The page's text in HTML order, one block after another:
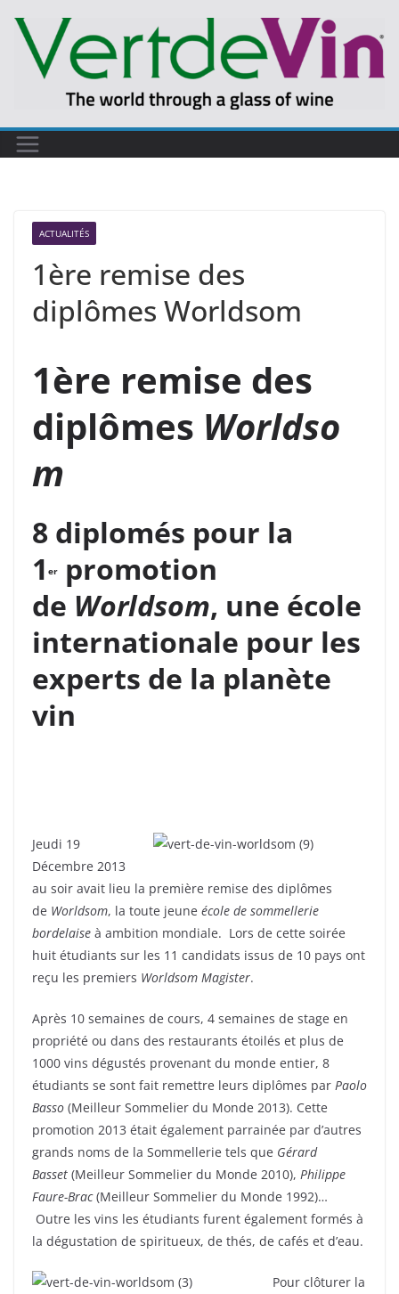
contenu
ACTUALITÉS
1ère remise des
diplômes Worldsom
1ère remise des
diplômes Worldso
m
8 diplomés pour la
1 er
promotion
de Worldsom, une école
internationale pour les
experts de la planète
vin
Jeudi 19
Décembre 2013
au soir avait lieu la première remise des diplômes
de Worldsom, la toute jeune école de sommellerie
bordelaise à ambition mondiale. Lors de cette soirée
huit étudiants sur les 11 candidats issus de 10 pays ont
reçu les premiers Worldsom Magister.
Après 10 semaines de cours, 4 semaines de stage en
propriété ou dans des restaurants étoilés et plus de
1000 vins dégustés provenant du monde entier, 8
étudiants se sont fait remettre leurs diplômes par Paolo
Basso (Meilleur Sommelier du Monde 2013). Cette
promotion 2013 était également parrainée par d’autres
grands noms de la Sommellerie tels que Gérard
Basset (Meilleur Sommelier du Monde 2010), Philippe
Faure-Brac(Meilleur Sommelier du Monde 1992)…
Outre les vins les étudiants furent également formés à
la dégustation de spiritueux, de thés, de cafés et d’eau.
Pour clôturer la